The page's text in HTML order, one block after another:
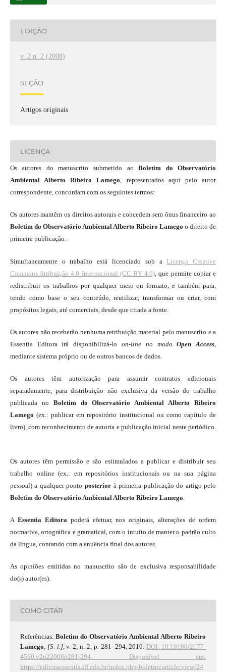
EDIÇÃO
v. 2 n. 2 (2008)
SEÇÃO
Artigos originais
LICENÇA
Os autores do manuscrito submetido aoBoletim do Observatório
Ambiental Alberto Ribeiro Lamego, representados aqui pelo autor
correspondente, concordam com os seguintes termos:
Os autores mantêm os direitos autorais e concedem sem ônus financeiro ao
Boletim do Observatório Ambiental Alberto Ribeiro Lamegoo direito de
primeira publicação.
Simultaneamente o trabalho está licenciado sob a Licença Creative
Commons Atribuição 4.0 Internacional (CC BY 4.0) , que permite copiar e
redistribuir os trabalhos por qualquer meio ou formato, e também para,
tendo como base o seu conteúdo, reutilizar, transformar ou criar, com
propósitos legais, até comerciais, desde que citada a fonte.
Os autores não receberão nenhuma retribuição material pelo manuscrito e a
Essentia Editora irá disponibilizá-lo on-line no modo Open Access
mediante sistema próprio ou de outros bancos de dados.
Os autores têm autorização para assumir contratos adicionais
separadamente, para distribuição não exclusiva da versão do trabalho
publicada no Boletim do Observatório Ambiental Alberto Ribeiro
Lamego (ex.: publicar em repositório institucional ou como capítulo de
livro), com reconhecimento de autoria e publicação inicial neste periódico.
Os autores têm permissão e são estimulados a publicar e distribuir seu
trabalho online (ex.: em repositórios institucionais ou na sua página
pessoal) a qualquer ponto posterior à primeira publicação do artigo pelo
Boletim do Observatório Ambiental Alberto Ribeiro Lamego
A Essentia Editora poderá efetuar, nos originais, alterações de ordem
normativa, ortográfica e gramatical, com o intuito de manter o padrão culto
da língua, contando com a anuência final dos autores.
As opiniões emitidas no manuscrito são de exclusiva responsabilidade
do(s) autor(es).
COMO CITAR
Referências. Boletim do Observatório Ambiental Alberto Ribeiro
Lamego [S. l.], v. 2, n. 2, p. 281–294, 2010. DOI: 10.19180/2177-
4560.v2n22008p281-294.
Disponível em:
https://editoraessentia.iff.edu.br/index.php/boletim/article/view/24